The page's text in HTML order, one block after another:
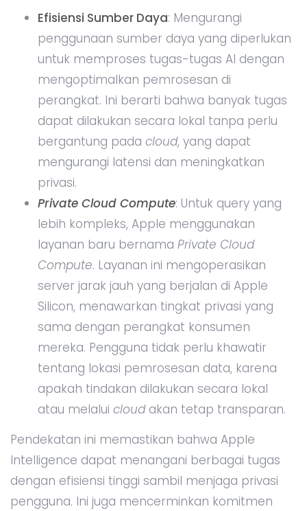
Efisiensi Sumber Daya: Mengurangi
penggunaan sumber daya yang diperlukan
untuk memproses tugas-tugas AI dengan
mengoptimalkan pemrosesan di
perangkat. Ini berarti bahwa banyak tugas
dapat dilakukan secara lokal tanpa perlu
bergantung pada cloud, yang dapat
mengurangi latensi dan meningkatkan
privasi.
Private Cloud Compute: Untuk query yang
lebih kompleks, Apple menggunakan
layanan baru bernama Private Cloud
Compute. Layanan ini mengoperasikan
server jarak jauh yang berjalan di Apple
Silicon, menawarkan tingkat privasi yang
sama dengan perangkat konsumen
mereka. Pengguna tidak perlu khawatir
tentang lokasi pemrosesan data, karena
apakah tindakan dilakukan secara lokal
atau melalui cloudakan tetap transparan.
Pendekatan ini memastikan bahwa Apple
Intelligence dapat menangani berbagai tugas
dengan efisiensi tinggi sambil menjaga privasi
pengguna. Ini juga mencerminkan komitmen